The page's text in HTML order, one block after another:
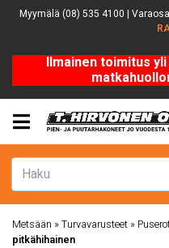
Myymälä (08) 535 4100 |
Ilmainen toimitus
Metsään »Turvavarusteet »
pitkähihainen